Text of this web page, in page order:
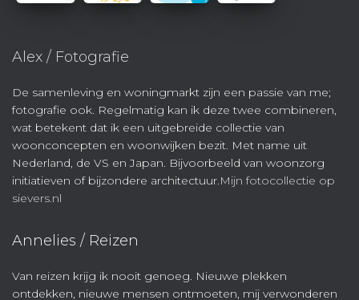
Alex / Fotografie
De samenleving en woningmarkt zijn een passie van me;
fotografie ook. Regelmatig kan ik deze twee combineren,
wat betekent dat ik een uitgebreide collectie van
woonconcepten en woonwijken bezit. Met name uit
Nederland, de VS en Japan. Bijvoorbeeld van woonzorg
initiatieven of bijzondere architectuur.Mijn fotocollectie op
sievers.nl
Annelies / Reizen
Van reizen krijg ik nooit genoeg. Nieuwe plekken
ontdekken, nieuwe mensen ontmoeten, mij verwonderen